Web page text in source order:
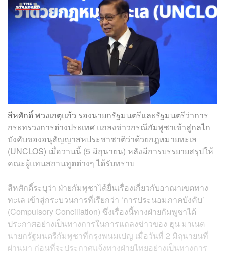
สีหศักดิ์ พวงเกตุแก้ว รองนายกรัฐมนตรีและรัฐมนตรีว่าการ
กระทรวงการต่างประเทศ แถลงข่าวกรณีกัมพูชาเข้าสู่กลไก
บังคับของอนุสัญญาสหประชาชาติว่าด้วยกฎหมายทะเล
(UNCLOS) เมื่อวานนี้ (5 มิถุนายน) หลังมีการบรรยายสรุปให้
คณะผู้แทนสถานทูตต่างๆ ได้รับทราบ
สีหศักดิ์ระบุว่า ฝ่ายกัมพูชาได้ยื่นเรื่องเกี่ยวกับอาณาเขตทาง
ทะเล เข้าสู่กระบวนการที่เรียกว่า ‘การประนอมภาคบังคับ’
(Compulsory Conciliation) ซึ่งเรื่องนี้ทางฝ่ายกัมพูชาได้
ประกาศอย่างเป็นทางการในการแถลงข่าวของ ฮุน มาเนต
นายกรัฐมนตรีกัมพูชาที่กรุงพนมเปญ เมื่อวันที่ 2 มิถุนายนที่
ผ่านมา ก่อนที่จะประกาศแจ้งทางฝ่ายไทยอย่างเป็นทางการ